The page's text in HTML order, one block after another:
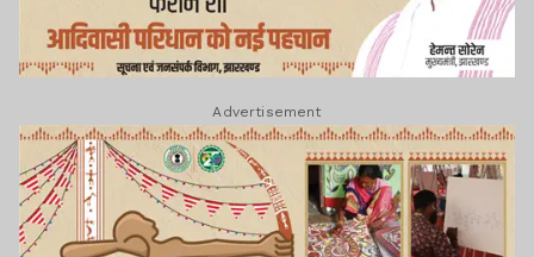
Advertisement